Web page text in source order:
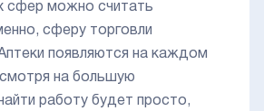
сфер можно считать
сферу торговли
появляются на каждом
на большую
работу будет просто,